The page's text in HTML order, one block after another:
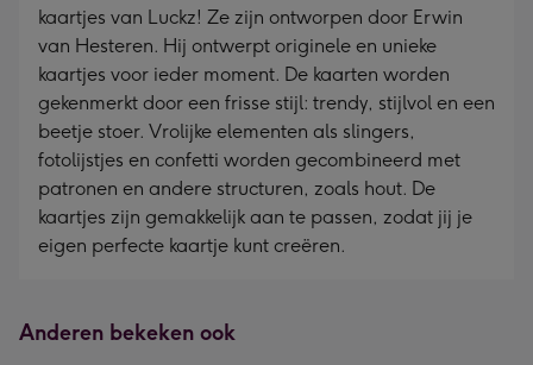
kaartjes van Luckz! Ze zijn ontworpen door Erwin
van Hesteren. Hij ontwerpt originele en unieke
kaartjes voor ieder moment. De kaarten worden
gekenmerkt door een frisse stijl: trendy, stijlvol en een
beetje stoer. Vrolijke elementen als slingers,
fotolijstjes en confetti worden gecombineerd met
patronen en andere structuren, zoals hout. De
kaartjes zijn gemakkelijk aan te passen, zodat jij je
eigen perfecte kaartje kunt creëren.
Anderen bekeken ook